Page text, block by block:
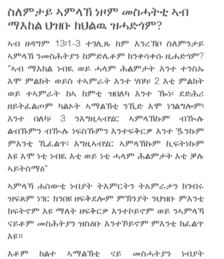
ስለምታይ ኣምላኽ ነዞም መስሓትቲ ኣብ
ማእከል ህዝቡ ክህልዉ ዝሓድጎም?
ኣብ ዘዳግም 13፡1-3 ተገሊጹ ከም እንረኽቦ ስለምንታይ
ኣምላኽ ንመስሕትያን ከምድሌቶም ክንቀሳቀሱ ዚሐድጎም?
"ኣብ ማእከል ነብዪ ወይ ሓላም ሕልምታት እንተ ተንስኡ
እሞ ምልክት ወይስ ተኣምራት እንተ ሃበካ፡ 2 እቲ ምልክት
ወይ ተኣምራት ከኣ ከምቲ ዝበለካ እንተ ዀነ፡ ደድሕሪ
ዘይትፈልጦም ካልኦት ኣማልኽቲ ንኺድ እሞ ነገልግሎም፡
እንተ በለካ፡ 3 ንእግዚኣብሄር ኣምላኽኩም ብዂሉ
ልብኹምን ብዂሉ ነፍስኹምን እንተፍቅርዎ እንተ ዄንኩም
ምእንቲ ኺፈልጥ፡ እግዚኣብሄር ኣምላኽኩም ኪፍትነኩም
እዩ እሞ ነቲ ነብዪ እቲ ወይ ነቲ ሓላም ሕልምታት እቲ ቓሉ
ኣይትስማዕ"
ኣምላኻ ሐሰውቲ ነብያት ትእምርትን ትአምራታን ክገብሩ
ዝፍጸም ነገር ክንበዩ ዘፍቅደሎም ምኽንያት ንህዝቡ ምእንቲ
ክፍትኖም እዩ ማለት ዘፍቅርዎ እንተኮይኖም ወይ ንኣምላኻ
ናይቶም መስሕትያን ዝስዕቡ እንተኾይኖም ምእንቲ ክፈልጥ
እዩ።
እቶም ክልተ ኣማልኽቲ ናይ መስሓትያን ነብያት